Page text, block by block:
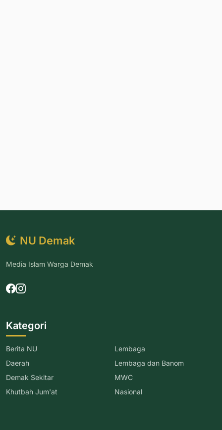
NU Demak
Media Islam Warga Demak
Kategori
Berita NU
Daerah
Demak Sekitar
Khutbah Jum'at
Lembaga
Lembaga dan Banom
MWC
Nasional